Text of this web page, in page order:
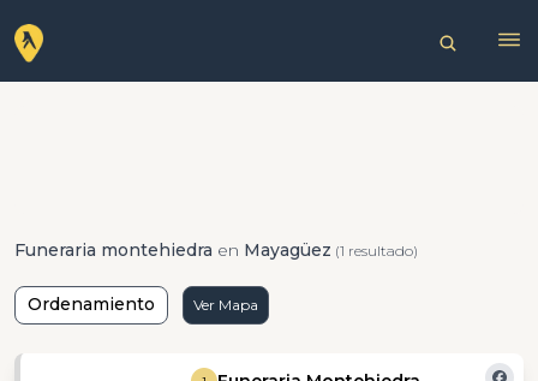
Funeraria montehiedra en Mayagüez (1 resultado)
Ordenamiento Ver Mapa